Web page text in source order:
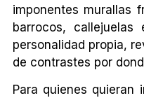
imponentes murallas
barrocos, callejuelas
personalidad propia,
de contrastes por
Para quienes